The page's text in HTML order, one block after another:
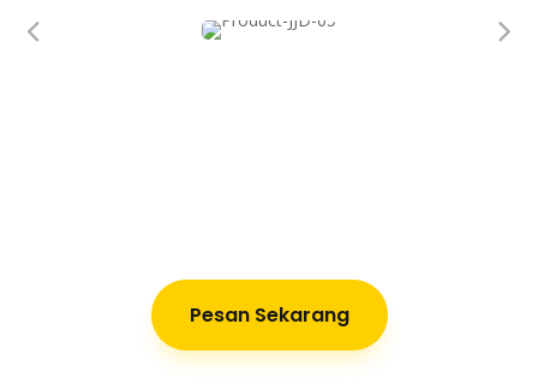
Pesan Sekarang